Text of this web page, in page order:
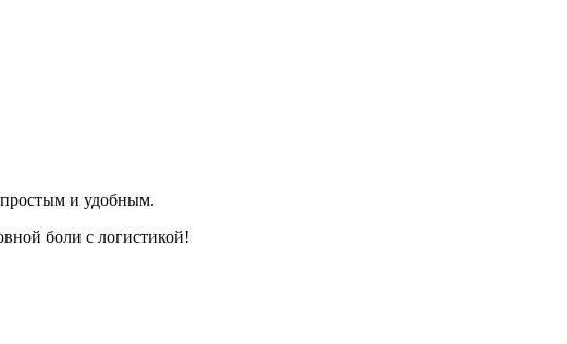
простым и удобным.
боли с логистикой!